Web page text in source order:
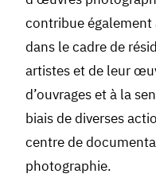
contribue
dans le cadre de
artistes et de leur
d’ouvrages et à la
biais de diverses
centre de
photographie.